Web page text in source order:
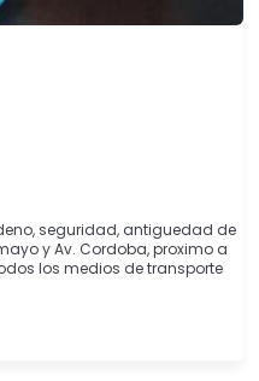
seguridad, antiguedad de
y Av. Cordoba, proximo a
los medios de transporte